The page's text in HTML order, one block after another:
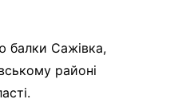
балки Сажівка,
районі